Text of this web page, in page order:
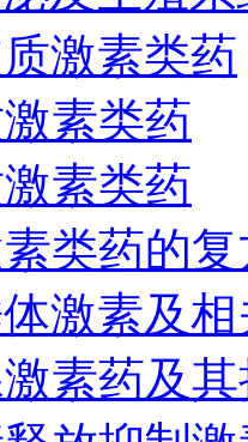
激素类药
素类药
素类药
类药的
激素及
素药及